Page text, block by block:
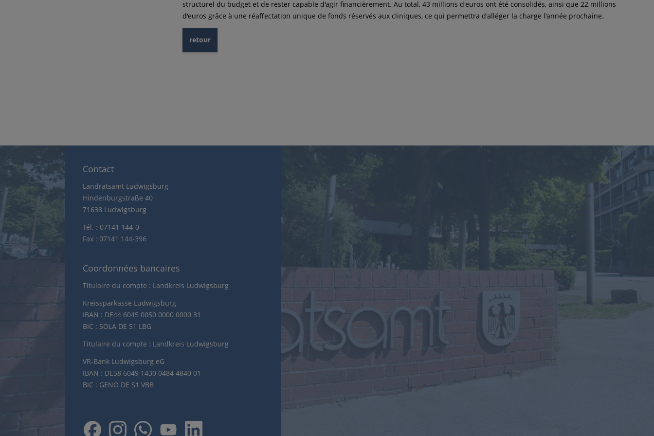
structurel du budget et de rester capable d'agir financièrement. Au total, 43 millions d'euros ont été consolidés, ainsi que 22 millions
d'euros grâce à une réaffectation unique de fonds réservés aux cliniques, ce qui permettra d'alléger la charge l'année prochaine.
retour
Contact
Landratsamt Ludwigsburg
Hindenburgstraße 40
71638 Ludwigsburg
Tél. : 07141 144-0
Fax : 07141 144-396
Coordonnées bancaires
Titulaire du compte : Landkreis Ludwigsburg
Kreissparkasse Ludwigsburg
IBAN : DE44 6045 0050 0000 0000 31
BIC : SOLA DE S1 LBG
Titulaire du compte : Landkreis Ludwigsburg
VR-Bank Ludwigsburg eG
IBAN : DE58 6049 1430 0484 4840 01
BIC : GENO DE S1 VBB